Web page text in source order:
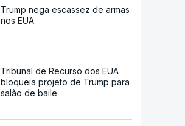
Trump nega escassez de armas
nos EUA
Tribunal de Recurso dos EUA
bloqueia projeto de Trump para
salão de baile